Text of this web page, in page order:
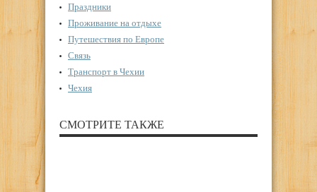
Праздники
Проживание на отдыхе
Путешествия по Европе
Связь
Транспорт в Чехии
Чехия
СМОТРИТЕ ТАКЖЕ